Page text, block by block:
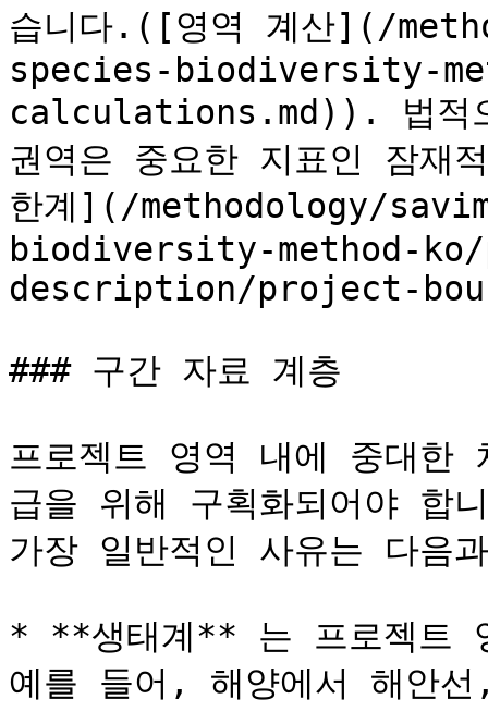
습니다.([영역 계산](/
species-biodiversity-
calculations.md)). 법적으
권역은 중요한 지표인 잠재
한계](/methodology/
biodiversity-method-
description/project-
### 구간 자료 계층
프로젝트 영역 내에 중대한
급을 위해 구획화되어야 합
가장 일반적인 사유는 다음
* **생태계** 는 프로젝트
예를 들어, 해양에서 해안